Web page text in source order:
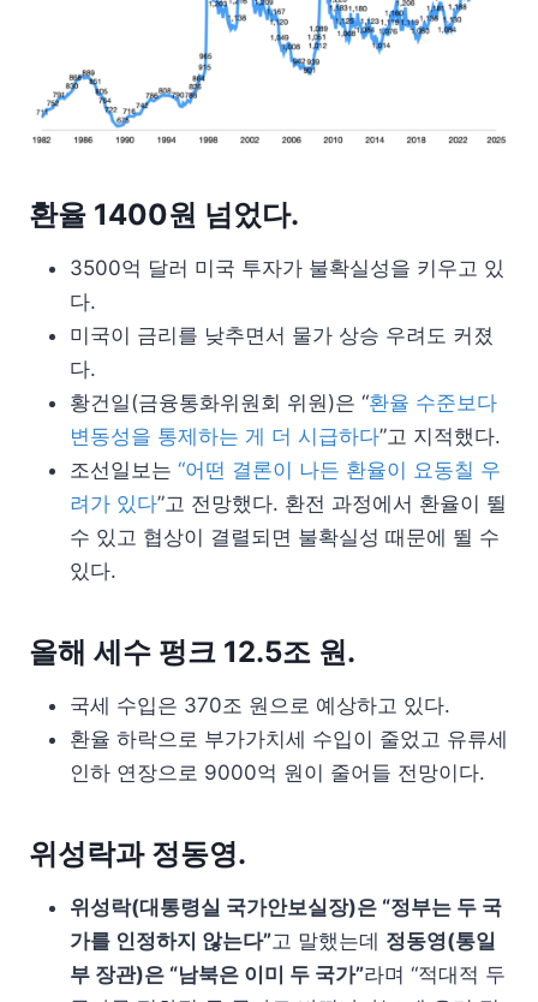
환율 1400원 넘었다.
3500억 달러 미국 투자가 불확실성을 키우고 있
다.
미국이 금리를 낮추면서 물가 상승 우려도 커졌
다.
황건일(금융통화위원회 위원)은 “환율 수준보다
변동성을 통제하는 게 더 시급하다”고 지적했다.
조선일보는 “어떤 결론이 나든 환율이 요동칠 우
려가 있다”고 전망했다. 환전 과정에서 환율이 뛸
수 있고 협상이 결렬되면 불확실성 때문에 뛸 수
있다.
올해 세수 펑크 12.5조 원.
국세 수입은 370조 원으로 예상하고 있다.
환율 하락으로 부가가치세 수입이 줄었고 유류세
인하 연장으로 9000억 원이 줄어들 전망이다.
위성락과 정동영.
위성락(대통령실 국가안보실장)은 “정부는 두 국
가를 인정하지 않는다”고 말했는데 정동영(통일
부 장관)은 “남북은 이미 두 국가”라며 “적대적 두